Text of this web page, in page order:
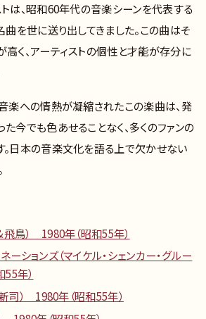
は、昭和60年代の音楽シーンを代表する
曲を世に送り出してきました。この曲はそ
く、アーティストの個性と才能が存分に
楽への情熱が凝縮されたこの楽曲は、発
今でも色あせることなく、多くのファンの
日本の音楽文化を語る上で欠かせない
鳥） 1980年（昭和55年）
ネーションズ（マイケル・シェンカー・グルー
年）
司） 1980年（昭和55年）